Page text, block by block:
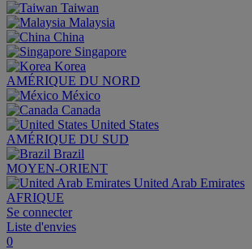
Taiwan
Malaysia
China
Singapore
Korea
AMÉRIQUE DU NORD
México
Canada
United States
AMÉRIQUE DU SUD
Brazil
MOYEN-ORIENT
United Arab Emirates
AFRIQUE
Se connecter
Liste d'envies
0